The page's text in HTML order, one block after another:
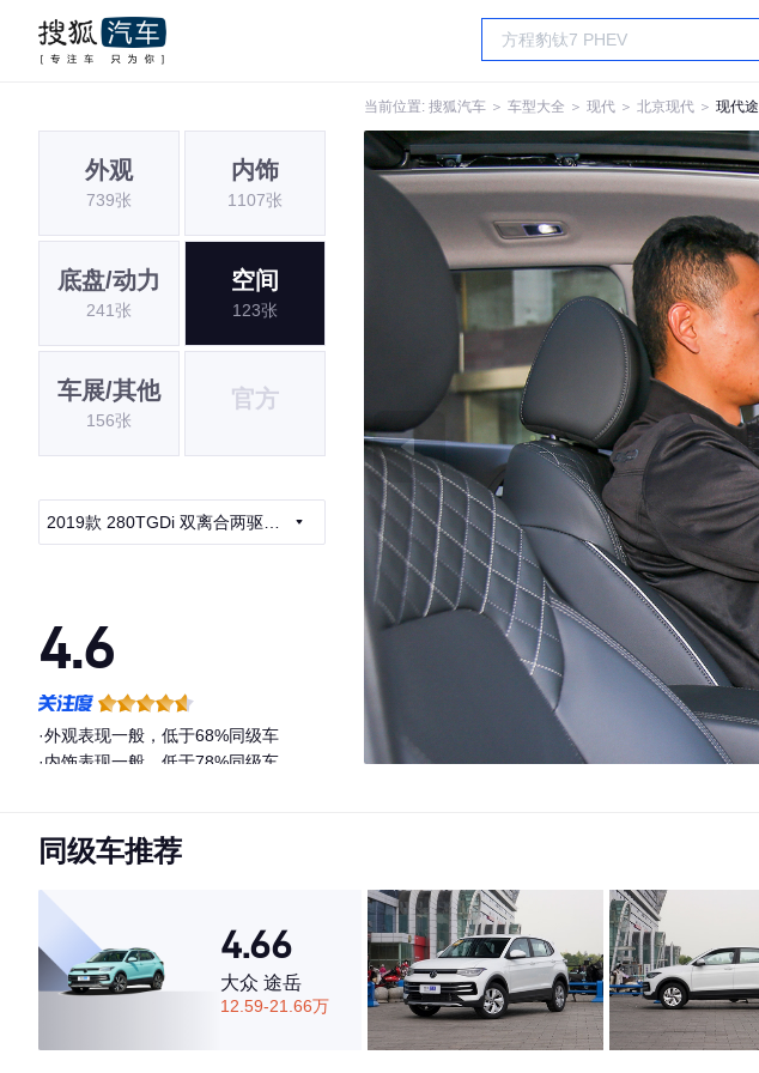
当前位置: 搜狐汽车 ＞ 车型大全 ＞ 现代 ＞ 北京现代 ＞ 现代
外观
739张
内饰
1107张
底盘/动力
241张
空间
123张
车展/其他
156张
官方
2019款 280TGDi 双离合两驱智
4.6
·外观表现一般，低于68%同级车
·内饰表现一般，低于78%同级车
同级车推荐
4.66
大众 途岳
12.59-21.66万